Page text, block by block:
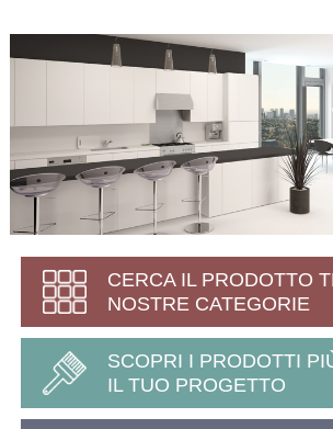
CERCA IL PRODOTTO
NOSTRE CATEGORIE
SCOPRI I PRODOTTI
IL TUO PROGETTO